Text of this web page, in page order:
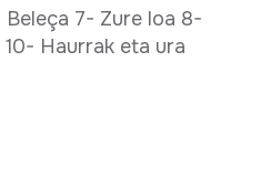
7- Zure loa 8-
Haurrak eta ura